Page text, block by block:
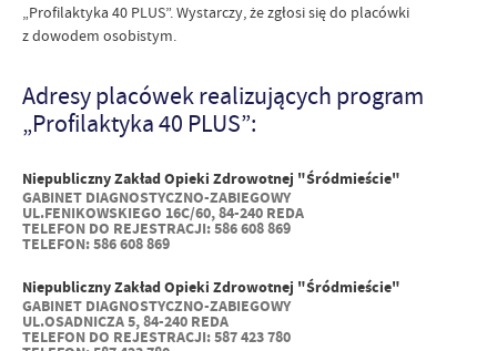
„Profilaktyka 40 PLUS”. Wystarczy, że zgłosi się do placówki
z dowodem osobistym.
Adresy placówek realizujących program
„Profilaktyka 40 PLUS”:
Niepubliczny Zakład Opieki Zdrowotnej "Śródmieście"
GABINET DIAGNOSTYCZNO-ZABIEGOWY
UL.FENIKOWSKIEGO 16C/60, 84-240 REDA
TELEFON DO REJESTRACJI: 586 608 869
TELEFON: 586 608 869
Niepubliczny Zakład Opieki Zdrowotnej "Śródmieście"
GABINET DIAGNOSTYCZNO-ZABIEGOWY
UL.OSADNICZA 5, 84-240 REDA
TELEFON DO REJESTRACJI: 587 423 780